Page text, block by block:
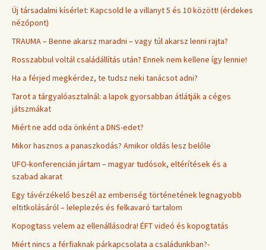
Új társadalmi kísérlet: Kapcsold le a villanyt 5 és 10 között! (érdekes
nézőpont)
TRAUMA – Benne akarsz maradni – vagy túl akarsz lenni rajta?
Rosszabbul voltál családállítás után? Ennek nem kellene így lennie!
Ha a férjed megkérdez, te tudsz neki tanácsot adni?
Tarot a tárgyalóasztalnál: a lapok gyorsabban átlátják a céges
játszmákat
Miért ne add oda önként a DNS-edet?
Mikor hasznos a panaszkodás? Amikor oldás lesz belőle
UFO-konferencián jártam – magyar tudósok, eltérítések és a
szabad akarat
Egy távérzékelő beszél az emberiség történetének legnagyobb
eltitkolásáról – leleplezés és felkavaró tartalom
Kopogtass velem az ellenállásodra! ÉFT videó és kopogtatás
Miért nincs a férfiaknak párkapcsolata a családunkban?-